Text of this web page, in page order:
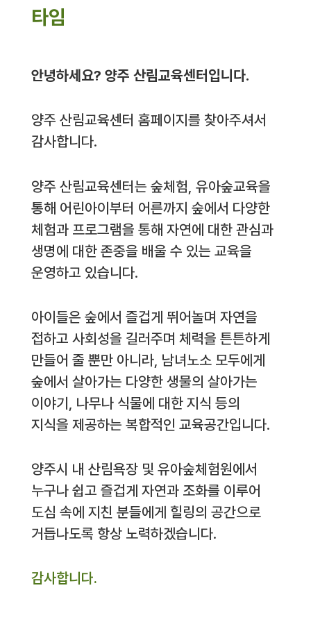
타임
안녕하세요? 양주 산림교육센터입니다.
양주 산림교육센터 홈페이지를 찾아주셔서
감사합니다.
양주 산림교육센터는 숲체험, 유아숲교육을
통해 어린아이부터 어른까지 숲에서 다양한
체험과 프로그램을 통해 자연에 대한 관심과
생명에 대한 존중을 배울 수 있는 교육을
운영하고 있습니다.
아이들은 숲에서 즐겁게 뛰어놀며 자연을
접하고 사회성을 길러주며 체력을 튼튼하게
만들어 줄 뿐만 아니라, 남녀노소 모두에게
숲에서 살아가는 다양한 생물의 살아가는
이야기, 나무나 식물에 대한 지식 등의
지식을 제공하는 복합적인 교육공간입니다.
양주시 내 산림욕장 및 유아숲체험원에서
누구나 쉽고 즐겁게 자연과 조화를 이루어
도심 속에 지친 분들에게 힐링의 공간으로
거듭나도록 항상 노력하겠습니다.
감사합니다.